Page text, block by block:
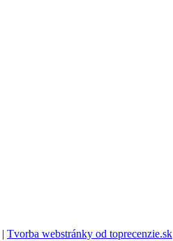
| Tvorba webstránky od toprecenzie.sk